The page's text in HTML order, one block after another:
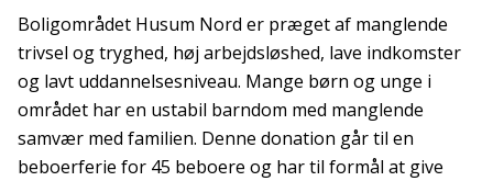
Boligområdet Husum Nord er præget af manglende
trivsel og tryghed, høj arbejdsløshed, lave indkomster
og lavt uddannelsesniveau. Mange børn og unge i
området har en ustabil barndom med manglende
samvær med familien. Denne donation går til en
beboerferie for 45 beboere og har til formål at give
Tilmeld nyhedsbrev